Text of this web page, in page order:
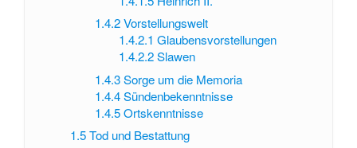
1.4.2 Vorstellungswelt
1.4.2.1 Glaubensvorstellungen
1.4.2.2Slawen
1.4.3 Sorge um die Memoria
1.4.4 Sündenbekenntnisse
1.4.5 Ortskenntnisse
1.5 Tod und Bestattung